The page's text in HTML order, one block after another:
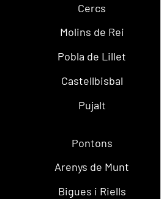
Cercs
Molins de Rei
Pobla de Lillet
Castellbisbal
Pujalt
Pontons
Arenys de Munt
Bigues i Riells